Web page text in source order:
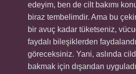
edeyim, ben de cilt bakımı
biraz tembelimdir. Ama bu
bir avuç kadar tüketseniz,
faydalı bileşiklerden
göreceksiniz. Yani, aslında
bakmak için dışarıdan